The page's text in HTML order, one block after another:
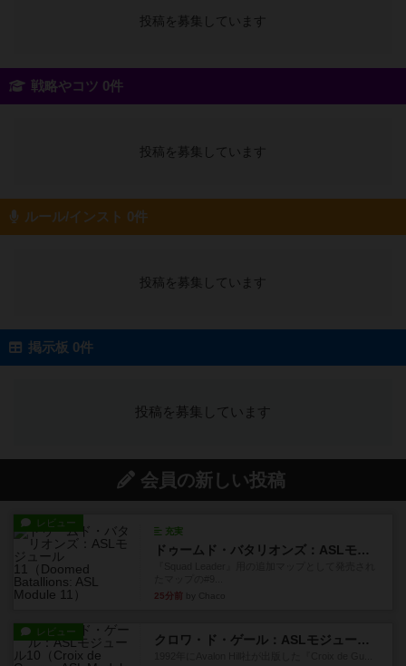
投稿を募集しています
戦略やコツ 0件
投稿を募集しています
ルール/インスト 0件
投稿を募集しています
掲示板 0件
投稿を募集しています
会員の新しい投稿
レビュー
充実
ドゥームド・バタリオンズ：ASLモジュール11
25分前
レビュー
クロワ・ド・ゲール：ASLモジュール10